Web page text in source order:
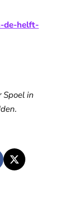
de-helft-
Spoel in